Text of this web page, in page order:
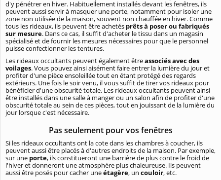
d'y pénétrer en hiver. Habituellement installés devant les fenêtres, ils
peuvent aussi servir à masquer une porte, notamment pour isoler une
zone non utilisée de la maison, souvent non chauffée en hiver. Comme
tous les rideaux, ils peuvent être achetés prêts à poser ou fabriqués
sur mesure. Dans ce cas, il suffit d'acheter le tissu dans un magasin
spécialisé et de fournir les mesures nécessaires pour que le personnel
puisse confectionner les tentures.
Les rideaux occultants peuvent également êtreassociés avec des
voilages. Vous pouvez ainsi aisément faire entrer la lumière du jour et
profiter d'une pièce ensoleillée tout en étant protégé des regards
extérieurs. Une fois le soir venu, il vous suffit de tirer vos rideaux pour
bénéficier d'une obscurité totale. Les rideaux occultants peuvent ainsi
être installés dans une salle à manger ou un salon afin de profiter d'une
obscurité totale au sein de ces pièces, tout en jouissant de la lumière du
jour lorsque c'est nécessaire.
Pas seulement pour vos fenêtres
Si les rideaux occultants ont la cote dans les chambres à coucher, ils
peuvent aussi être placés à d'autres endroits de la maison. Par exemple,
sur une porte, ils constitueront une barrière de plus contre le froid de
l'hiver et donneront une atmosphère plus chaleureuse. Ils peuvent
aussi être posés pour cacher uneétagère, un couloir, etc.